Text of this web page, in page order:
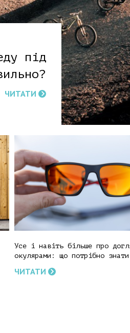
під
ЧИТАТИ
Усе і навіть більше про
окулярами: що потрібно
ЧИТАТИ